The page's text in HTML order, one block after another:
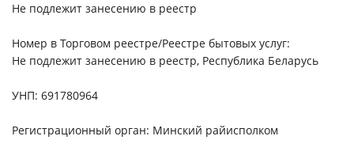
Не подлежит занесению в реестр
Номер в Торговом реестре/Реестре бытовых услуг:
Не подлежит занесению в реестр, Республика Беларусь
УНП: 691780964
Регистрационный орган: Минский райисполком